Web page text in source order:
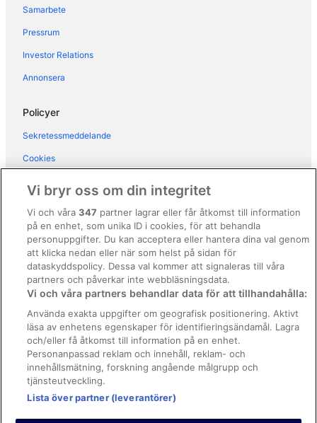
Hotell i Palazzolo sull'Oglio
Hotell i Paratico
Hotell i San Pellegrino Terme
Hotell i Sarnico
Hotell i Scullera
Hotell i Selvino
Hotell i Solto Collina
Hotell i Stezzano
Hotell i Torbiato di Adro
Hotell i Verdellino
Hotell i Vigano San Martino
Hotell i Zambla Alta
Samarbete
Pressrum
Investor Relations
Annonsera
Policyer
Sekretessmeddelande
Cookies
Regler och villkor för Vrbo
Tillgänglighetsanpassning
Juridisk information/Kontakta oss
Riktlinjer för innehåll och anmäla innehåll
Hjälp
Kontakta oss
Avboka eller ändra din bokning
Boka ett flyg med flygbolagskredit
Återbetalningsprocess och tidslinjer
Vi bryr oss om din integritet
Vi och våra347 partner lagrar eller får åtkomst till information
på en enhet, som unika ID i cookies, för att behandla
personuppgifter. Du kan acceptera eller hantera dina val genom
att klicka nedan eller när som helst på sidan för
dataskyddspolicy. Dessa val kommer att signaleras till våra
partners och påverkar inte webbläsningsdata.
Vi och våra partners behandlar data för att tillhandahålla:
Använda exakta uppgifter om geografisk positionering. Aktivt
läsa av enhetens egenskaper för identifieringsändamål. Lagra
och/eller få åtkomst till information på en enhet.
Personanpassad reklam och innehåll, reklam- och
innehållsmätning, forskning angående målgrupp och
tjänsteutveckling.
Lista över partner (leverantörer)